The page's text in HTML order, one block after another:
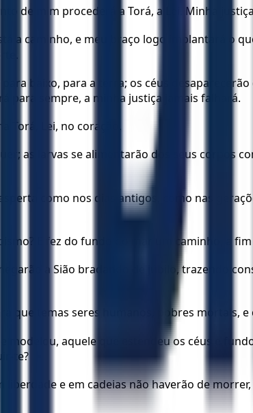
de mim procederá a Torá, a Lei. Minha
a caminho, e meu braço logo implantará o
baixo, para a terra; os céus
para sempre, a minha justiça jamais falhará.
Torá, Lei, no coração.
as larvas se alimentarão dos seus corpos
como nos dias antigos, como nas
E fez do fundo do mar um caminho, a
a Sião bradando de júbilo, trazendo
que temas seres humanos, pobres mortais,
e modelou, aquele que estendeu os céus e
te?
liberdade e em cadeias não haverão de